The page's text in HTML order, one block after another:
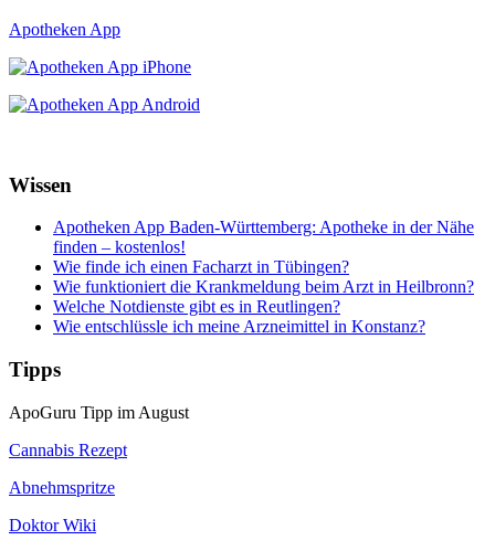
Apotheken App
Wissen
Apotheken App Baden-Württemberg: Apotheke in der Nähe
finden – kostenlos!
Wie finde ich einen Facharzt in Tübingen?
Wie funktioniert die Krankmeldung beim Arzt in Heilbronn?
Welche Notdienste gibt es in Reutlingen?
Wie entschlüssle ich meine Arzneimittel in Konstanz?
Tipps
ApoGuru Tipp im August
Cannabis Rezept
Abnehmspritze
Doktor Wiki